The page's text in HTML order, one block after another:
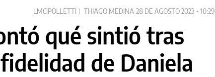
LMCIPOLLETTI THIAGO MEDINA 28 DE AGOSTO 2023 - 10:29
qué sintió tras
de Daniela